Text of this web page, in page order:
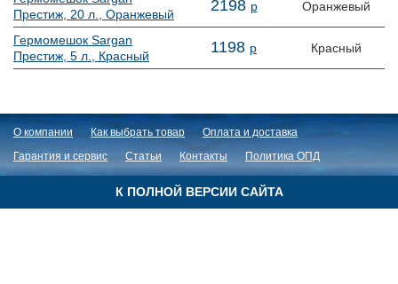
Престиж, 20 л., Оранжевый
2198 р Оранжевый
Гермомешок Sargan
Престиж, 5 л., Красный
1198 р Красный
О компании Как выбрать товар
Оплата и доставка
Гарантия и сервис
Статьи Контакты Политика ОПД
К ПОЛНОЙ ВЕРСИИ САЙТА